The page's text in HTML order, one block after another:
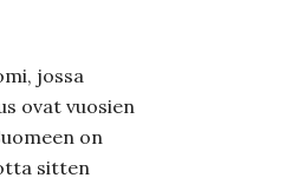
jossa
ovat vuosien
on
sitten